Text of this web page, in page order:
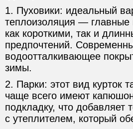
1. Пуховики: идеальный
теплоизоляция — главные
как короткими, так и
предпочтений.
водоотталкивающее
зимы.
2. Парки: этот вид курток
чаще всего имеют
подкладку, что
с утеплителем, который